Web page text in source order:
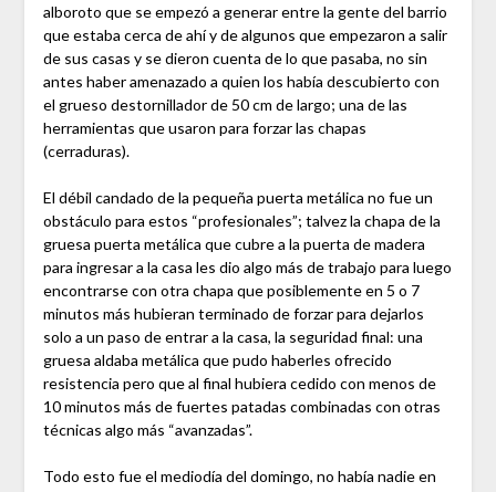
alboroto que se empezó a generar entre la gente del barrio
que estaba cerca de ahí y de algunos que empezaron a salir
de sus casas y se dieron cuenta de lo que pasaba, no sin
antes haber amenazado a quien los había descubierto con
el grueso destornillador de 50 cm de largo; una de las
herramientas que usaron para forzar las chapas
(cerraduras).
El débil candado de la pequeña puerta metálica no fue un
obstáculo para estos “profesionales”; talvez la chapa de la
gruesa puerta metálica que cubre a la puerta de madera
para ingresar a la casa les dio algo más de trabajo para luego
encontrarse con otra chapa que posiblemente en 5 o 7
minutos más hubieran terminado de forzar para dejarlos
solo a un paso de entrar a la casa, la seguridad final: una
gruesa aldaba metálica que pudo haberles ofrecido
resistencia pero que al final hubiera cedido con menos de
10 minutos más de fuertes patadas combinadas con otras
técnicas algo más “avanzadas”.
Todo esto fue el mediodía del domingo, no había nadie en